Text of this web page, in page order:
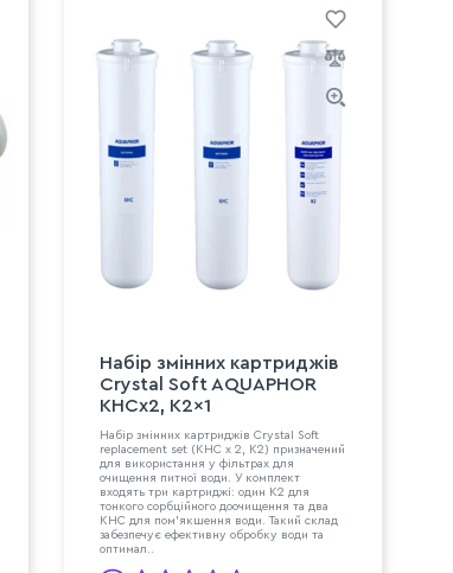
Набір змінних картриджів
Crystal Soft AQUAPHOR
KHCx2, K2x1
Набір змінних картриджів Crystal Soft
replacement set (KHC x 2, K2) призначений
для використання у фільтрах для
очищення питної води. У комплект
входять три картриджі: один K2 для
тонкого сорбційного доочищення та два
KHC для пом’якшення води. Такий склад
забезпечує ефективну обробку води та
оптимал..